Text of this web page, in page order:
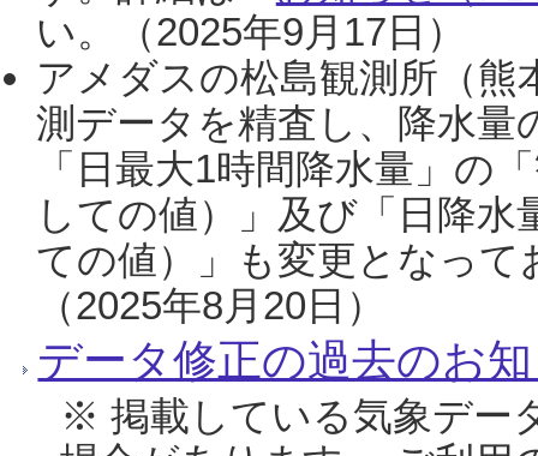
い。（2025年9月17日）
アメダスの松島観測所（熊
測データを精査し、降水
「日最大1時間降水量」の
しての値）」及び「日降
ての値）」も変更となっ
（2025年8月20日）
データ修正の過去のお
※ 掲載している気象デー